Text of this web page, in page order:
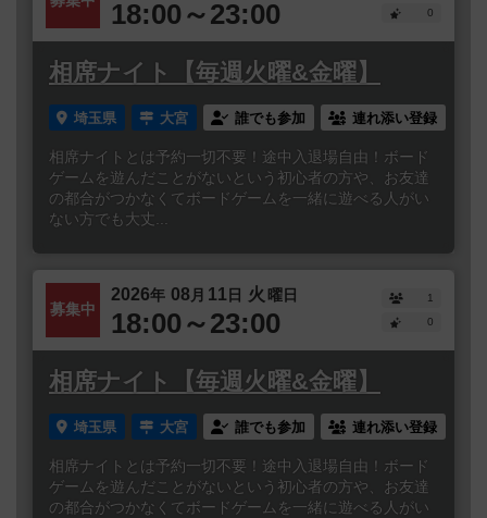
18:00～23:00
0
相席ナイト【毎週火曜&金曜】
埼玉県 大宮 誰でも参加 連れ添い登録
相席ナイトとは予約一切不要！途中入退場自由！ボード
ゲームを遊んだことがないという初心者の方や、お友達
の都合がつかなくてボードゲームを一緒に遊べる人がい
ない方でも大丈...
募集中
2026年 08 月 11日 火 曜日
18:00～23:00
1
0
相席ナイト【毎週火曜&金曜】
埼玉県 大宮 誰でも参加 連れ添い登録
相席ナイトとは予約一切不要！途中入退場自由！ボード
ゲームを遊んだことがないという初心者の方や、お友達
の都合がつかなくてボードゲームを一緒に遊べる人がい